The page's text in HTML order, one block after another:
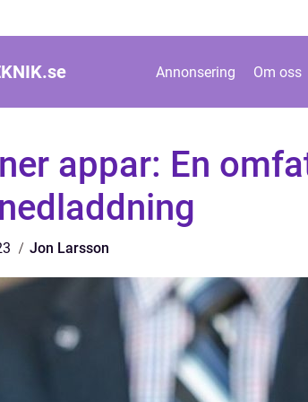
se Annonsering Om oss
appar: En
Jon Larsson